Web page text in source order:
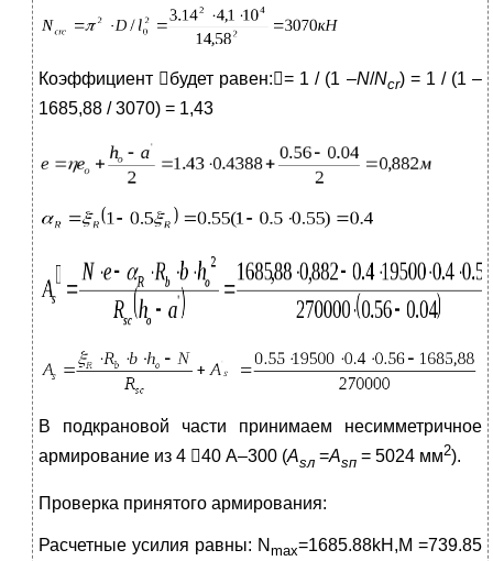
Коэффициент будет равен:= 1 / (1 –N/Ncr) = 1 / (1 –
1685,88 / 3070) = 1,43
В подкрановой части принимаем несимметричное
армирование из 4 40 А–300 (Asл =Asп = 5024 мм2).
Проверка принятого армирования:
Расчетные усилия равны: N max=1685.88kH,M =739.85